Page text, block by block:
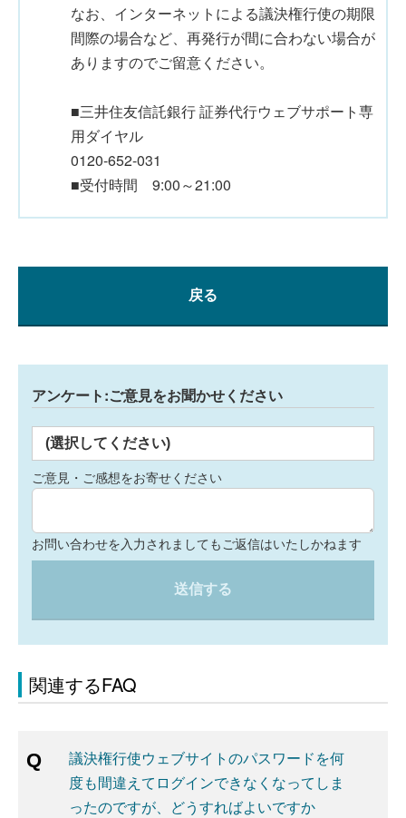
なお、インターネットによる議決権行使の期限
間際の場合など、再発行が間に合わない場合が
ありますのでご留意ください。
■三井住友信託銀行 証券代行ウェブサポート専
用ダイヤル
0120-652-031
■受付時間 9:00～21:00
戻る
アンケート:ご意見をお聞かせください
(選択してください)
ご意見・ご感想をお寄せください
お問い合わせを入力されましてもご返信はいたしかねます
送信する
関連するFAQ
議決権行使ウェブサイトのパスワードを何
度も間違えてログインできなくなってしま
ったのですが、どうすればよいですか